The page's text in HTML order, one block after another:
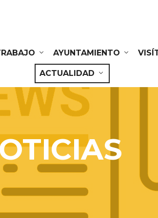
AYUNTAMIENTO
ACTUALIDAD